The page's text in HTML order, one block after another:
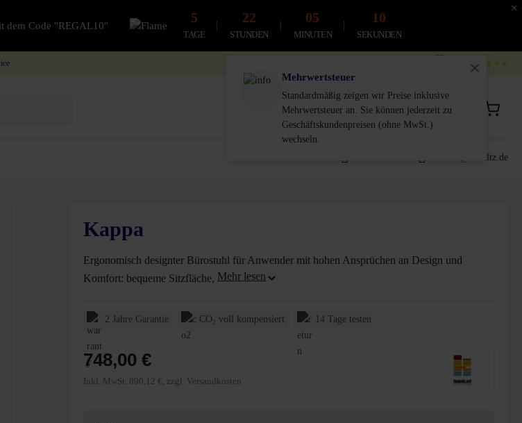
×
dem Code "REGAL10"
5
TAGE
22
STUNDEN
05
MINUTEN
09
SEKUNDEN
★★★★★
Privatkunde
inkl. MwSt.
Geschäftskunde
Exkl. MwSt.
service@schultz.de
Kappa
Ergonomisch designter Bürostuhl für Anwender mit hohen Ansprüchen an Design und
Komfort: bequeme Sitzfläche,
2 Jahre Garantie CO₂ voll kompensiert 14 Tage testen
748,00 €
Inkl. MwSt. 890,12 €, zzgl. Versandkosten
Mehrwertsteuer
Standardmäßig zeigen wir Preise inklusive
Mehrwertsteuer an. Sie können jederzeit zu
Geschäftskundenpreisen (ohne MwSt.)
wechseln.